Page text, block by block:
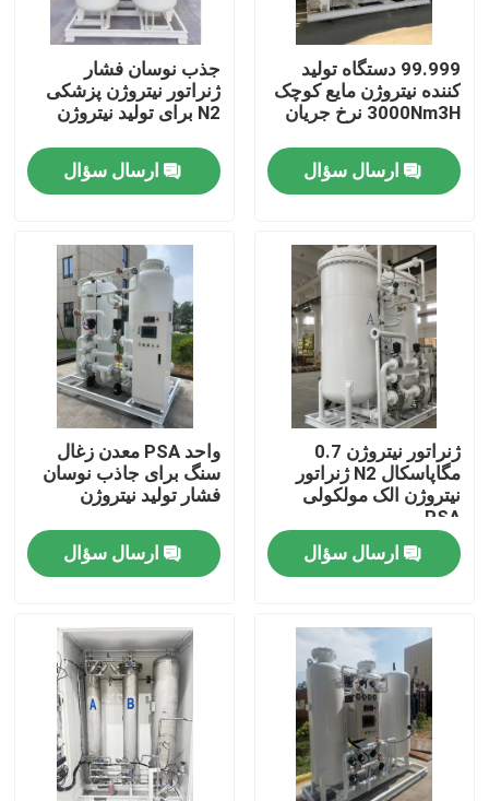
خانه
فیلم های
دربارهی ما
کارخانه تور
کنترل کیفیت
تماس با ما
درخواست نقل قول
مولد نیتروژن N2
مولد نیتروژن PSA
99.999 دستگاه تولید
کننده نیتروژن مایع کوچک
3000Nm3H نرخ جریان
ارسال سؤال
جذب نوسان فشار
ژنراتور نیتروژن پزشکی
N2 برای تولید نیتروژن
ارسال سؤال
ژنراتور نیتروژن 0.7
مگاپاسکال N2 ژنراتور
نیتروژن الک مولکولی
PSA
ارسال سؤال
واحد PSA معدن زغال
سنگ برای جاذب نوسان
فشار تولید نیتروژن
ارسال سؤال